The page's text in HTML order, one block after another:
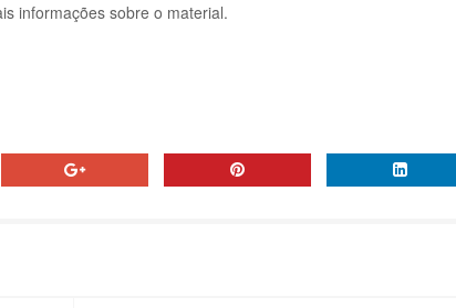
informações sobre o material.